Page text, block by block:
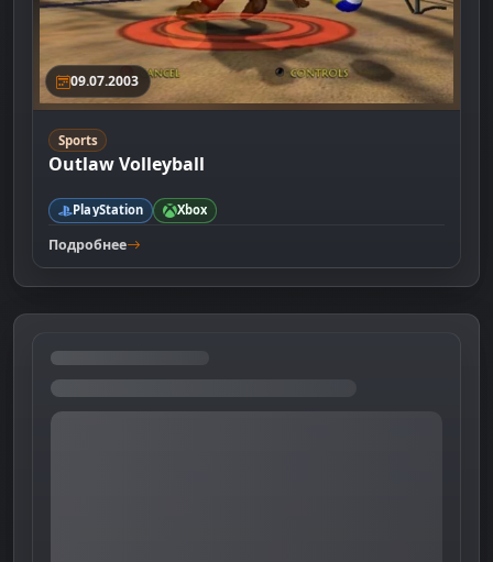
09.07.2003
Sports
Outlaw Volleyball
PlayStation Xbox
Подробнее